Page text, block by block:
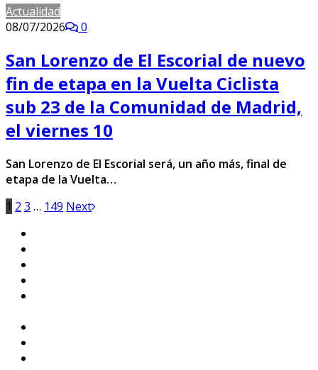
Actualidad
08/07/2026
0
San Lorenzo de El Escorial de nuevo
fin de etapa en la Vuelta Ciclista
sub 23 de la Comunidad de Madrid,
el viernes 10
San Lorenzo de El Escorial será, un año más, final de
etapa de la Vuelta…
1 2 3 … 149 Next